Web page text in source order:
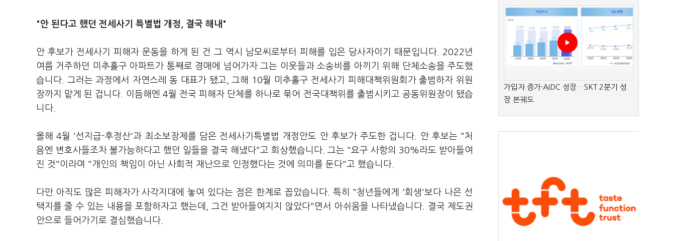
"안 된다고 했던 전세사기 특별법 개정, 결국 해내"
안 후보가 전세사기 피해자 운동을 하게 된 건 그 역시 남모씨로부터 피해를 입은 당사자이기 때문입니다. 2022년
여름 거주하던 미추홀구 아파트가 통째로 경매에 넘어가자 그는 이웃들과 소송비를 아끼기 위해 단체소송을 주도했
습니다. 그러는 과정에서 자연스레 동 대표가 됐고, 그해 10월 미추홀구 전세사기 피해대책위원회가 출범하자 위원
장까지 맡게 된 겁니다. 이듬해엔 4월 전국 피해자 단체를 하나로 묶어 전국대책위를 출범시키고 공동위원장이 됐습
니다.
올해 4월 '선지급-후정산'과 최소보장제를 담은 전세사기특별법 개정안도 안 후보가 주도한 겁니다. 안 후보는 "처
음엔 변호사들조차 불가능하다고 했던 일들을 결국 해냈다"고 회상했습니다. 그는 "요구 사항의 30%라도 받아들여
진 것"이라며 "개인의 책임이 아닌 사회적 재난으로 인정했다는 것에 의미를 둔다"고 했습니다.
다만 아직도 많은 피해자가 사각지대에 놓여 있다는 점은 한계로 꼽았습니다. 특히 "청년들에게 '회생'보다 나은 선
택지를 줄 수 있는 내용을 포함하자고 했는데, 그건 받아들여지지 않았다"면서 아쉬움을 나타냈습니다. 결국 제도권
안으로 들어가기로 결심했습니다.
가입자 증가·AIDC 성장…SKT 2분기 성
장 본궤도